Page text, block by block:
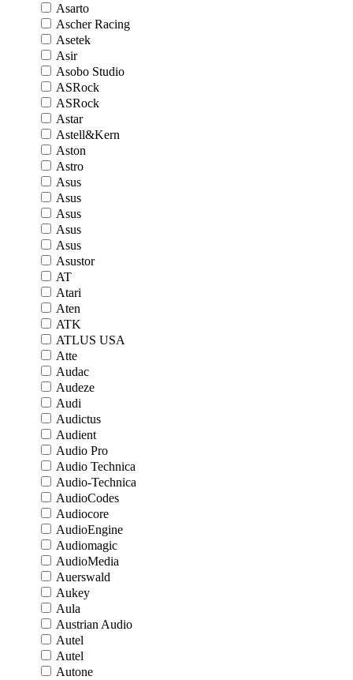
Asarto
Ascher Racing
Asetek
Asir
Asobo Studio
ASRock
ASRock
Astar
Astell&Kern
Aston
Astro
Asus
Asus
Asus
Asus
Asus
Asustor
AT
Atari
Aten
ATK
ATLUS USA
Atte
Audac
Audeze
Audi
Audictus
Audient
Audio Pro
Audio Technica
Audio-Technica
AudioCodes
Audiocore
AudioEngine
Audiomagic
AudioMedia
Auerswald
Aukey
Aula
Austrian Audio
Autel
Autel
Autone